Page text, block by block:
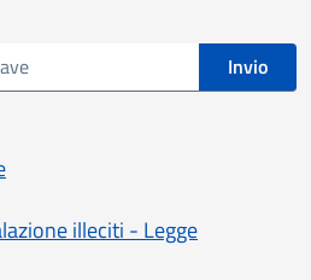
Invio
illeciti - Legge